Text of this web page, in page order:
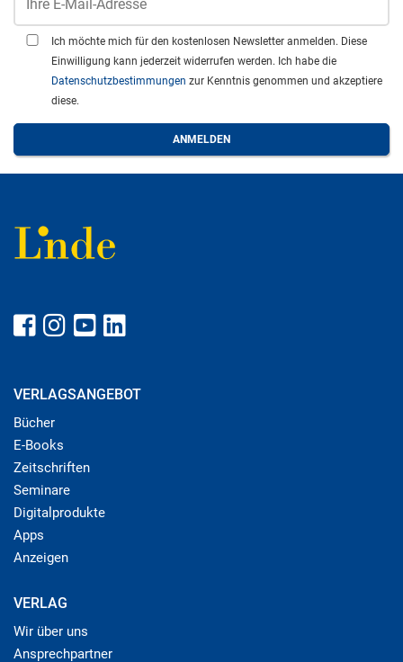
Ich möchte mich für den kostenlosen Newsletter anmelden. Diese
Einwilligung kann jederzeit widerrufen werden. Ich habe die
Datenschutzbestimmungen zur Kenntnis genommen und akzeptiere
diese.
VERLAGSANGEBOT
Bücher
E-Books
Zeitschriften
Seminare
Digitalprodukte
Apps
Anzeigen
VERLAG
Wir über uns
Ansprechpartner